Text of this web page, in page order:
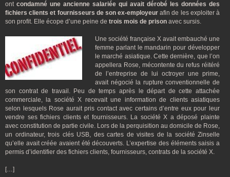
ont condamné une ancienne salariée qui avait dérobé les données des
fichiers clients et fournisseurs de son ex-employeur afin de les exploiter à
son profit. Elle écope d’une peine de trois mois de prison avec sursis.
Une société française X avait embauché une
femme parlant le mandarin pour développer
le marché asiatique. Cette dernière, que l’on
appellera Rose, mécontente du refus réitéré
de l’entreprise de lui octroyer une prime,
avait négocié la rupture conventionnelle de
son contrat de travail. Peu de temps après le départ de cette attachée
commerciale, la société X recevait une information de clients asiatiques
selon lesquels Rose aurait pris contact avec certains d’entre eux pour leur
vendre ses fichiers clients et fournisseurs. La société X a déposé plainte
avec constitution de partie civile. Lors de la perquisition au domicile de Rose,
un ordinateur, trois clés USB, des cartes de visites de la société Zinselle
qu’elle avait créée avaient été découverts. L’expertise des éléments saisis a
permis d’identifier des fichiers clients, fournisseurs, contrats de la société X.
[…]